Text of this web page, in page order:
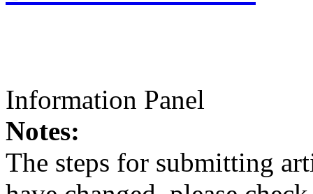
Information Panel
Notes:
The steps for submitting